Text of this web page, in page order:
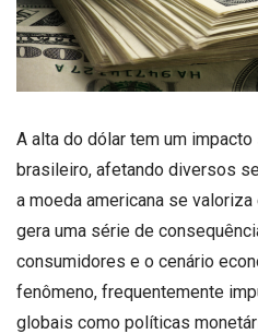
A alta do dólar tem um
brasileiro, afetando diversos
a moeda americana se
gera uma série de
consumidores e o cenário
fenômeno, frequentemente
globais como políticas